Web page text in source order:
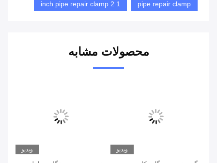
pipe repair clamp
1 2 inch pipe repair clamp
محصولات مشابه
ویدیو ویدیو